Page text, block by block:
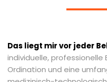
Das liegt mir vor jeder
individuelle, professionelle
Ordination und eine